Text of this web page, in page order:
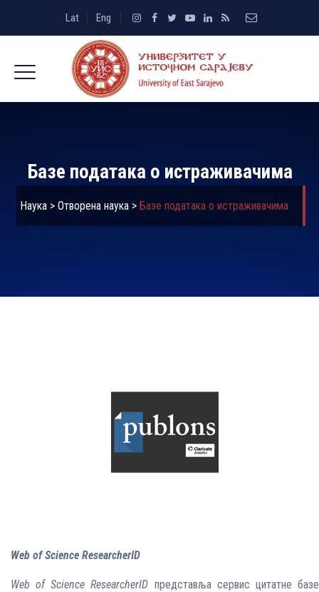
Lat Eng
Базе података о истраживачима
Наука> Отворена наука> Базе података о истраживачима
Web of Science ResearcherID
Web of Science ResearcherID представља сервис цитатне базе